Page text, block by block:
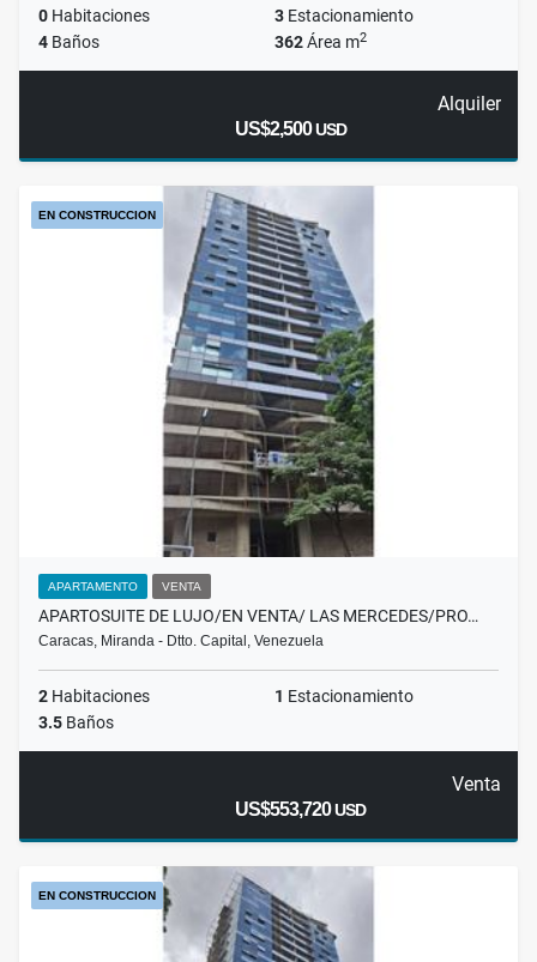
0 Habitaciones 3 Estacionamiento
4 Baños 362Área m2
Alquiler
US$2,500USD
EN CONSTRUCCION
APARTAMENTO VENTA
APARTOSUITE DE LUJO/EN VENTA/ LAS MERCEDES/PRO…
Caracas, Miranda - Dtto. Capital, Venezuela
2 Habitaciones 1 Estacionamiento
3.5 Baños
Venta
US$553,720USD
EN CONSTRUCCION